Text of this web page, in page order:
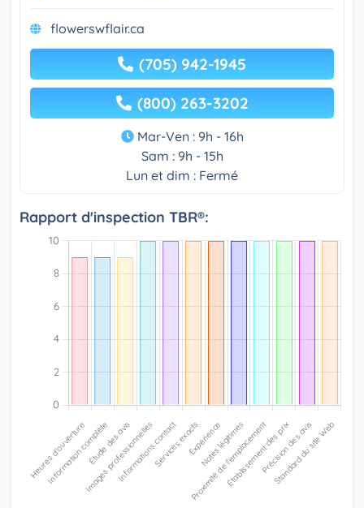
flowerswflair.ca
(705) 942-1945
(800) 263-3202
Mar-Ven : 9h - 16h
Sam : 9h - 15h
Lun et dim : Fermé
Rapport d'inspection TBR®: